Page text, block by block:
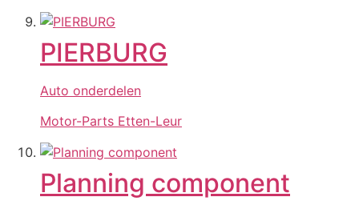
PIERBURG
Auto onderdelen
Motor-Parts Etten-Leur
Planning component